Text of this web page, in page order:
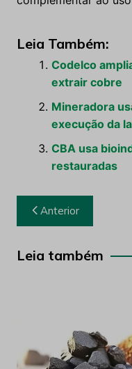
Leia Também:
Codelco
extrair cobre
Mineradora
execução da
CBA usa
restauradas
Navegação
de
Post
Anterior
Leia também